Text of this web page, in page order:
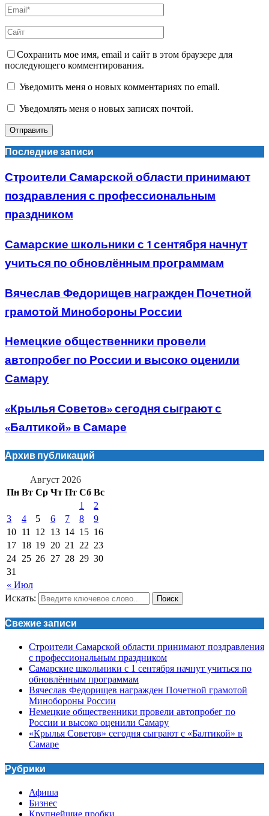
Сохранить мое имя, email и сайт в этом браузере для
последующего комментирования.
Уведомить меня о новых комментариях по email.
Уведомлять меня о новых записях почтой.
Последние записи
Строители Самарской области принимают
поздравления с профессиональным
праздником
Самарские школьники с 1 сентября начнут
учиться по обновлённым программам
Вячеслав Федорищев награжден Почетной
грамотой Минобороны России
Немецкие общественники провели
автопробег по России и высоко оценили
Самару
«Крылья Советов» сегодня сыграют с
«Балтикой» в Самаре
Архив публикаций
Август 2026
Пн Вт Ср Чт Пт Сб Вс
« Июл
1
2
3
4 5 6 7 8
9
10 11 12 13 14 15 16
17 18 19 20 21 22 23
24 25 26 27 28 29 30
31
Искать: Поиск
Свежие записи
Строители Самарской области принимают поздравления
с профессиональным праздником
Самарские школьники с 1 сентября начнут учиться по
обновлённым программам
Вячеслав Федорищев награжден Почетной грамотой
Минобороны России
Немецкие общественники провели автопробег по
России и высоко оценили Самару
«Крылья Советов» сегодня сыграют с «Балтикой» в
Самаре
Рубрики
Афиша
Бизнес
Крупнейшие пробки